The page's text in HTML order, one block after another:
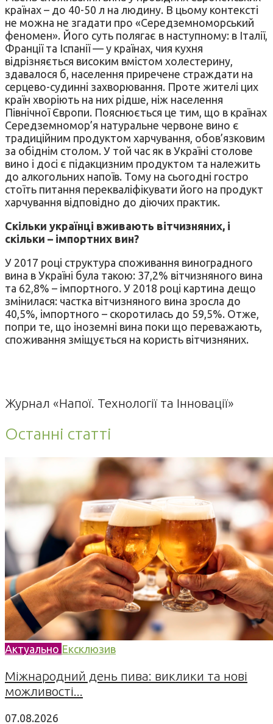
країнах – до 40-50 л на людину. В цьому контексті
не можна не згадати про «Середземноморський
феномен». Його суть полягає в наступному: в Італії,
Франції та Іспанії — у країнах, чия кухня
відрізняється високим вмістом холестерину,
здавалося б, населення приречене страждати на
серцево-судинні захворювання. Проте жителі цих
країн хворіють на них рідше, ніж населення
Північної Європи. Пояснюється це тим, що в країнах
Середземномор’я натуральне червоне вино є
традиційним продуктом харчування, обов’язковим
за обіднім столом. У той час як в Україні столове
вино і досі є підакцизним продуктом та належить
до алкогольних напоїв. Тому на сьогодні гостро
стоїть питання перекваліфікувати його на продукт
харчування відповідно до діючих практик.
Скільки українці вживають вітчизняних, і
скільки – імпортних вин?
У 2017 році структура споживання виноградного
вина в Україні була такою: 37,2% вітчизняного вина
та 62,8% – імпортного. У 2018 році картина дещо
змінилася: частка вітчизняного вина зросла до
40,5%, імпортного – скоротилась до 59,5%. Отже,
попри те, що іноземні вина поки що переважають,
споживання зміщується на користь вітчизняних.
Журнал «Напої. Технології та Інновації»
Останні статті
Актуально Ексклюзив
Міжнародний день пива: виклики та нові
можливості...
07.08.2026